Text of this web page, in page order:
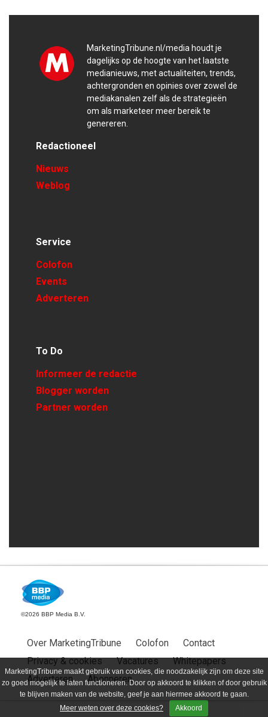
MarketingTribune maakt gebruik van cookies, die noodzakelijk zijn om deze site
zo goed mogelijk te laten functioneren. Door op akkoord te klikken of door gebruik
te blijven maken van de website, geef je aan hiermee akkoord te gaan.
Meer weten over deze cookies?
Akkoord
MarketingTribune.nl/media houdt je
dagelijks op de hoogte van het laatste
medianieuws, met actualiteiten, trends,
achtergronden en opinies over zowel de
mediakanalen zelf als de strategieën
om als marketeer meer bereik te
genereren.
Redactioneel
Nieuws
Weblog
Service
Colofon
Events
Adverteren
To Do
Informeer de redactie
Blogger worden
Partner worden
©2026 BBP Media B.V.
Over MarketingTribune Colofon
Contact
Privacy & cookies
Vacatures
Whitepapers
Adverteren
Abonneren